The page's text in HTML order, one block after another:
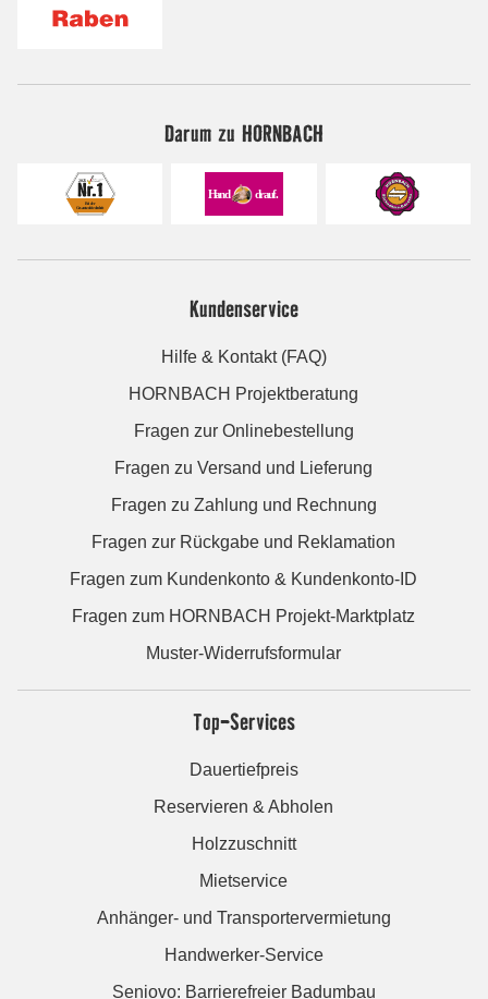
Darum zu HORNBACH
Kundenservice
Hilfe & Kontakt (FAQ)
HORNBACH Projektberatung
Fragen zur Onlinebestellung
Fragen zu Versand und Lieferung
Fragen zu Zahlung und Rechnung
Fragen zur Rückgabe und Reklamation
Fragen zum Kundenkonto & Kundenkonto-ID
Fragen zum HORNBACH Projekt-Marktplatz
Muster-Widerrufsformular
Top-Services
Dauertiefpreis
Reservieren & Abholen
Holzzuschnitt
Mietservice
Anhänger- und Transportervermietung
Handwerker-Service
Seniovo: Barrierefreier Badumbau